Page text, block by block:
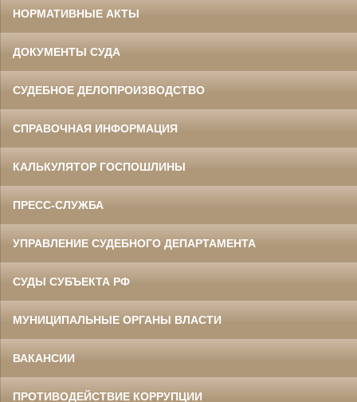
НОРМАТИВНЫЕ АКТЫ
ДОКУМЕНТЫ СУДА
СУДЕБНОЕ ДЕЛОПРОИЗВОДСТВО
СПРАВОЧНАЯ ИНФОРМАЦИЯ
КАЛЬКУЛЯТОР ГОСПОШЛИНЫ
ПРЕСС-СЛУЖБА
УПРАВЛЕНИЕ СУДЕБНОГО ДЕПАРТАМЕНТА
СУДЫ СУБЪЕКТА РФ
МУНИЦИПАЛЬНЫЕ ОРГАНЫ ВЛАСТИ
ВАКАНСИИ
ПРОТИВОДЕЙСТВИЕ КОРРУПЦИИ